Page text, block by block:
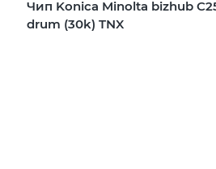
Чип Konica Minolta bizhub
drum (30k) TNX